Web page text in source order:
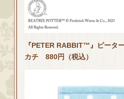
『PETER RABBIT™』ピータ
カチ 880円（税込）